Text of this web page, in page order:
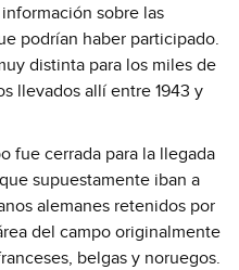
sobre las
podrían haber participado.
distinta para los miles de
llevados allí entre 1943 y
fue cerrada para la llegada
supuestamente iban a
alemanes retenidos por
del campo originalmente
belgas y noruegos.